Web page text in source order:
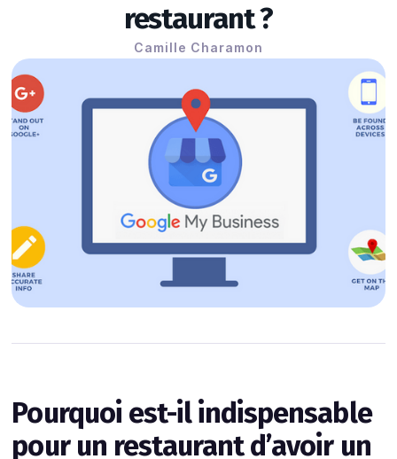
restaurant ?
Camille Charamon
Pourquoi est-il indispensable
pour un restaurant d’avoir un